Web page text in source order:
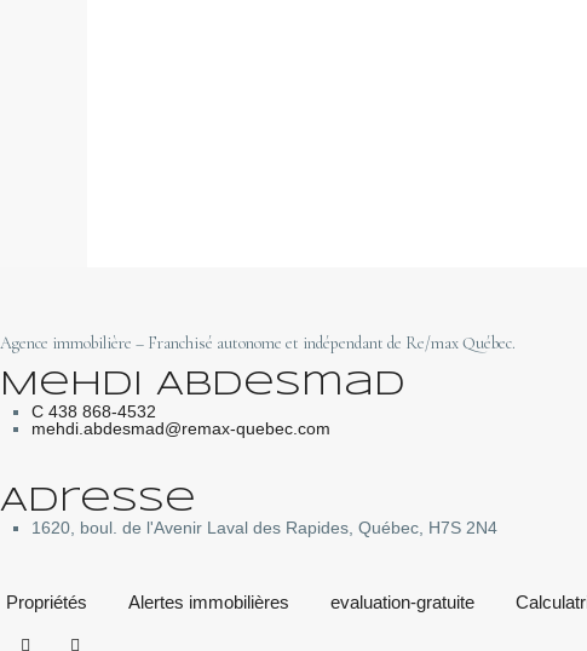
Agence immobilière – Franchisé autonome et indépendant de Re/max Québec.
Mehdi Abdesmad
C 438 868-4532
mehdi.abdesmad@remax-quebec.com
Adresse
1620, boul. de l'Avenir Laval des Rapides, Québec, H7S 2N4
Propriétés Alertes immobilières evaluation-gratuite